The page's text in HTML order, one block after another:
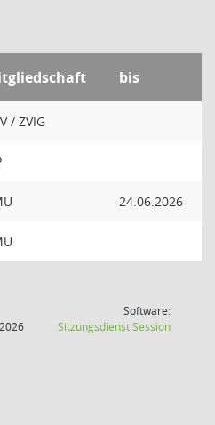
bis
/ ZVIG
24.06.2026
Software:
SitzungsdienstSession(Wird in